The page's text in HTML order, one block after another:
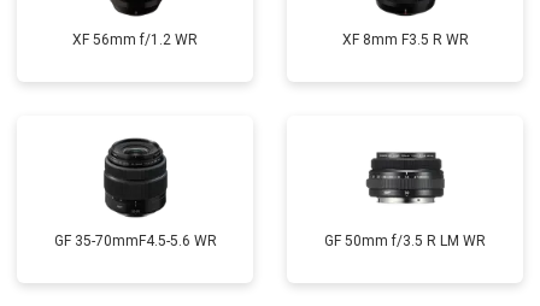
XF 56mm f/1.2 WR XF 8mm F3.5 R WR
GF 35-70mmF4.5-5.6 WR GF 50mm f/3.5 R LM WR